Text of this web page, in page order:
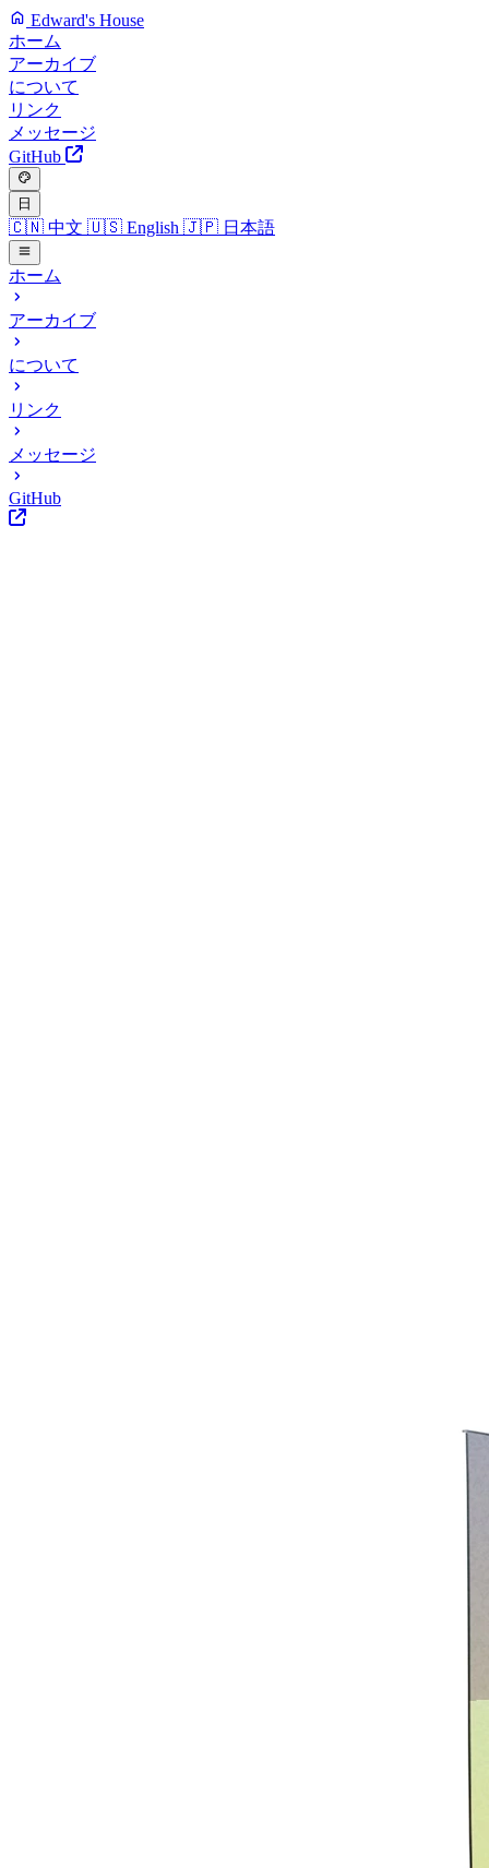
Edward's House
ホーム
アーカイブ
について
リンク
メッセージ
GitHub
日
🇨🇳 中文 🇺🇸 English 🇯🇵 日本語
ホーム
アーカイブ
について
リンク
メッセージ
GitHub